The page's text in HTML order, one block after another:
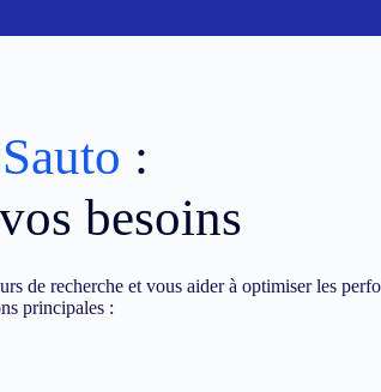
Sauto :
besoins
de recherche et vous aider à optimiser les
principales :